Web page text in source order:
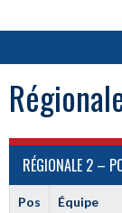
RÉGIONALE 2 –
Pos Équipe